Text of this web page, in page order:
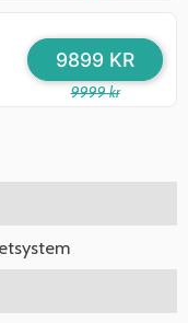
9999 kr
9899 KR